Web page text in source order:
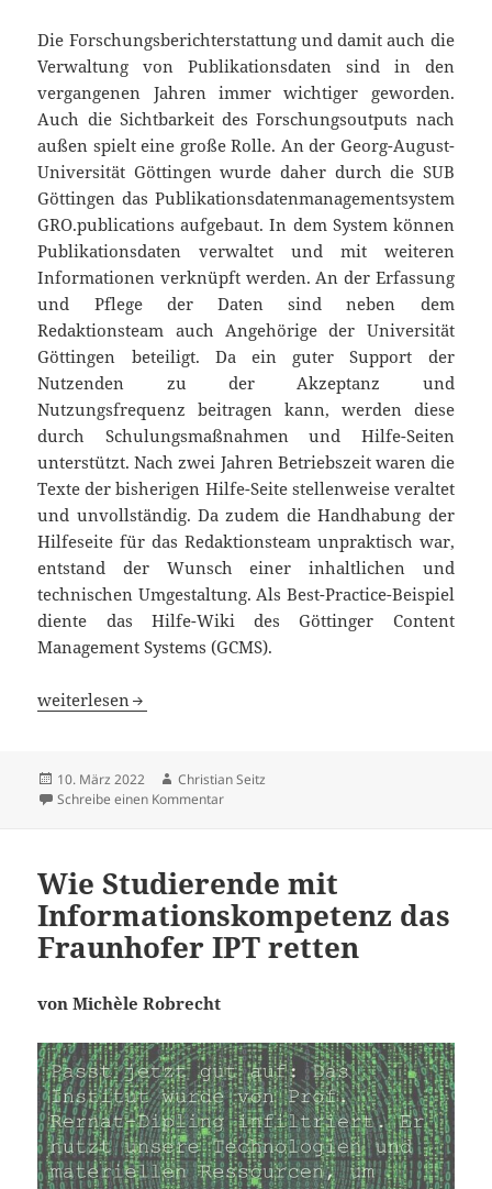
Die Forschungsberichterstattung und damit auch die
Verwaltung von Publikationsdaten sind in den
vergangenen Jahren immer wichtiger geworden.
Auch die Sichtbarkeit des Forschungsoutputs nach
außen spielt eine große Rolle. An der Georg-August-
Universität Göttingen wurde daher durch die SUB
Göttingen das Publikationsdatenmanagementsystem
GRO.publications aufgebaut. In dem System können
Publikationsdaten verwaltet und mit weiteren
Informationen verknüpft werden. An der Erfassung
und Pflege der Daten sind neben dem
Redaktionsteam auch Angehörige der Universität
Göttingen beteiligt. Da ein guter Support der
Nutzenden zu der Akzeptanz und
Nutzungsfrequenz beitragen kann, werden diese
durch Schulungsmaßnahmen und Hilfe-Seiten
unterstützt. Nach zwei Jahren Betriebszeit waren die
Texte der bisherigen Hilfe-Seite stellenweise veraltet
und unvollständig. Da zudem die Handhabung der
Hilfeseite für das Redaktionsteam unpraktisch war,
entstand der Wunsch einer inhaltlichen und
technischen Umgestaltung. Als Best-Practice-Beispiel
diente das Hilfe-Wiki des Göttinger Content
Management Systems (GCMS).
Aufbau eines Hilfe-Wikis inkl. Screencasts für den
weiterlesen
Veröffentlicht
am
10. März 2022 Autor
Christian Seitz
Schreibe einen Kommentarzu Aufbau eines Hilfe-Wikis inkl.
Wie Studierende mit
Informationskompetenz das
Fraunhofer IPT retten
von Michèle Robrecht